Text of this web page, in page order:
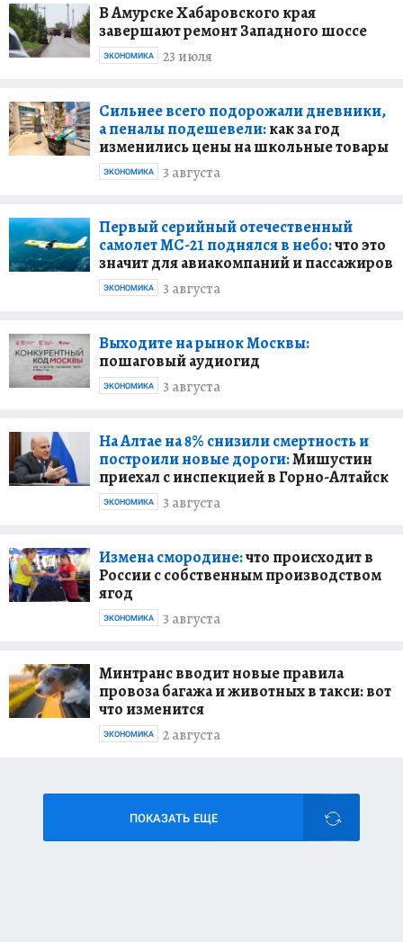
В Амурске Хабаровского края
завершают ремонт Западного шоссе
23 июля
ЭКОНОМИКА
Сильнее всего подорожали дневники,
а пеналы подешевели:как за год
изменились цены на школьные товары
3 августа
ЭКОНОМИКА
Первый серийный отечественный
самолет МС-21 поднялся в небо:что это
значит для авиакомпаний и пассажиров
3 августа
ЭКОНОМИКА
Выходите на рынок Москвы:
пошаговый аудиогид
3 августа
ЭКОНОМИКА
На Алтае на 8% снизили смертность и
построили новые дороги:Мишустин
приехал с инспекцией в Горно-Алтайск
3 августа
ЭКОНОМИКА
Измена смородине:что происходит в
России с собственным производством
ягод
3 августа
ЭКОНОМИКА
Минтранс вводит новые правила
провоза багажа и животных в такси: вот
что изменится
2 августа
ЭКОНОМИКА
ПОКАЗАТЬ ЕЩЕ